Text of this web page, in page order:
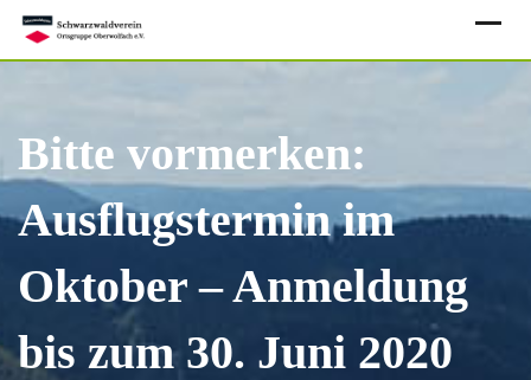
Skip
Bitte vormerken:
Ausflugstermin im
Oktober – Anmeldung
bis zum 30. Juni 2020